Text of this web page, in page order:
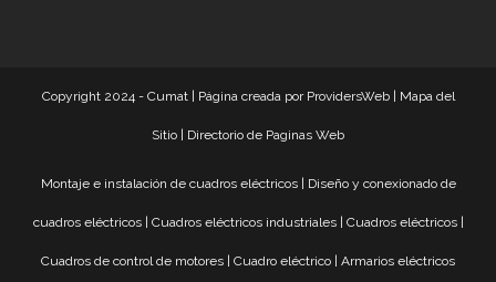
Copyright 2024 - Cumat | Página creada por ProvidersWeb| Mapa del
Sitio | Directorio de Paginas Web
Montaje e instalación de cuadros eléctricos| Diseño y conexionado de
cuadros eléctricos| Cuadros eléctricos industriales| Cuadros eléctricos|
Cuadros de control de motores | Cuadro eléctrico | Armarios eléctricos